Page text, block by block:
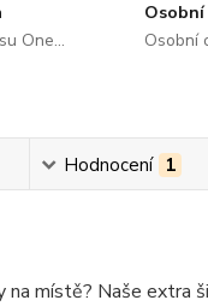
One...
Osobní
Hodnocení 1
místě? Naše extra